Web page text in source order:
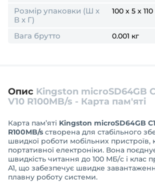
Розмір упаковки (Ш х
В х Г)
100 x 5 x
Вага брутто 0.001 кг
Опис Kingston microSD64GB
V10 R100MB/s - Карта пам'яті
Карта пам’яті Kingston microSD64GB
R100MB/s створена для стабільного
швидкої роботи мобільних пристроїв,
портативної електроніки. Вона
швидкість читання до 100 МБ/с і клас
A1, що забезпечує швидке
плавну роботу системи.